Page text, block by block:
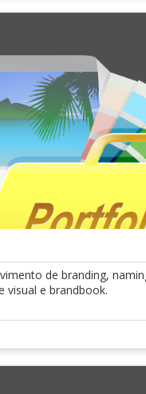
de branding,
visual e brandbook.